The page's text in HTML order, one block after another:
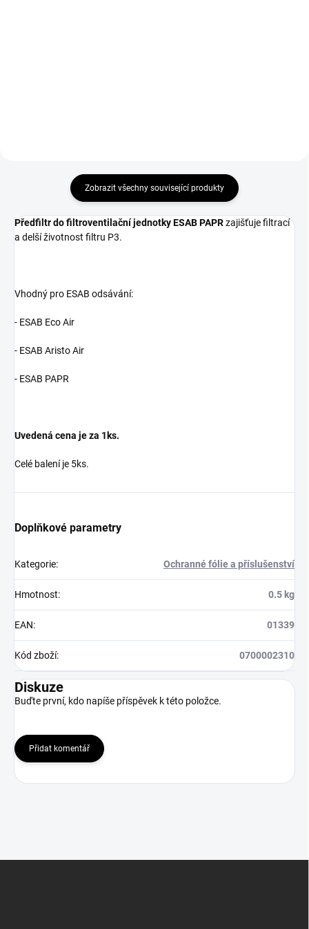
Zobrazit všechny související produkty
Předfiltr do filtroventilační jednotky ESAB PAPRzajišťuje filtrací
a delší životnost filtru P3.
Vhodný pro ESAB odsávání:
- ESAB Eco Air
- ESAB Aristo Air
- ESAB PAPR
Uvedená cena je za 1ks.
Celé balení je 5ks.
Doplňkové parametry
Kategorie: Ochranné fólie a příslušenství
Hmotnost: 0.5 kg
EAN: 01339
Kód zboží: 0700002310
Diskuze
Buďte první, kdo napíše příspěvek k této položce.
Přidat komentář